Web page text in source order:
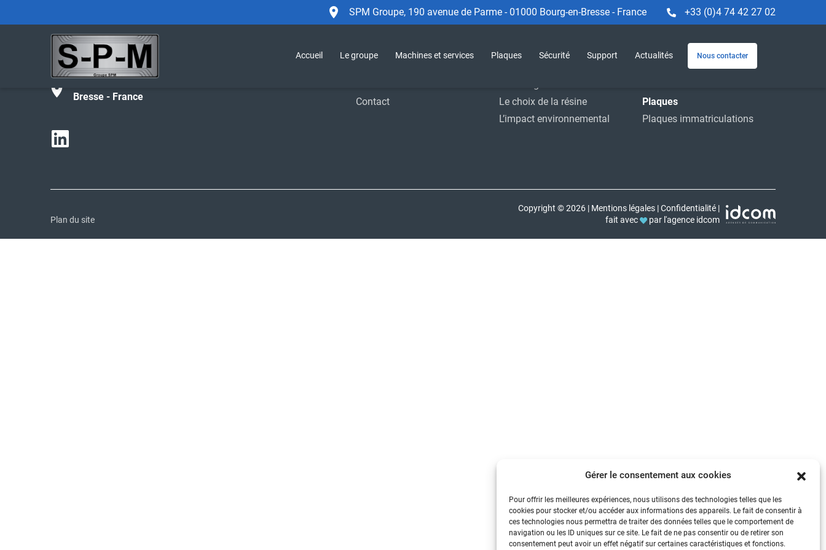
Gérer le consentement aux cookies
Pour offrir les meilleures expériences, nous utilisons des technologies telles que les
cookies pour stocker et/ou accéder aux informations des appareils. Le fait de consentir à
ces technologies nous permettra de traiter des données telles que le comportement de
navigation ou les ID uniques sur ce site. Le fait de ne pas consentir ou de retirer son
consentement peut avoir un effet négatif sur certaines caractéristiques et fonctions.
SPM Groupe, 190 avenue de Parme - 01000 Bourg-en-Bresse - France +33 (0)4 74 42 27 02
Accueil Le groupe Machines et services Plaques Sécurité Support Actualités Nous contacter
Tél :+33 (0)4 74 42 27 02
contact@spm-groupe.com
190 avenue de Parme - 01000 Bourg-en-
Bresse - France
Contact
SPM Groupe
Le choix de la résine
L’impact environnemental
Machines
Plaques
Plaques immatriculations
Plan du site
Copyright © 2026 | Mentions légales |Confidentialité |
fait avec
par l'agence idcom